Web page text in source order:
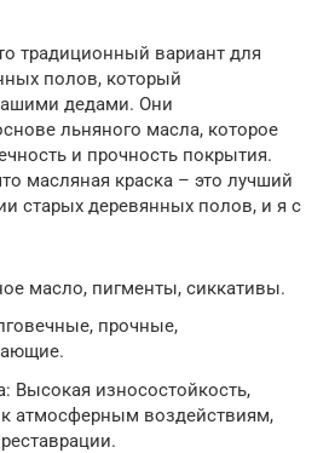
традиционный вариант для
полов, который
дедами. Они
льняного масла, которое
и прочность покрытия.
масляная краска – это лучший
старых деревянных полов, и я с
масло, пигменты, сиккативы.
прочные,
Высокая износостойкость,
к атмосферным воздействиям,